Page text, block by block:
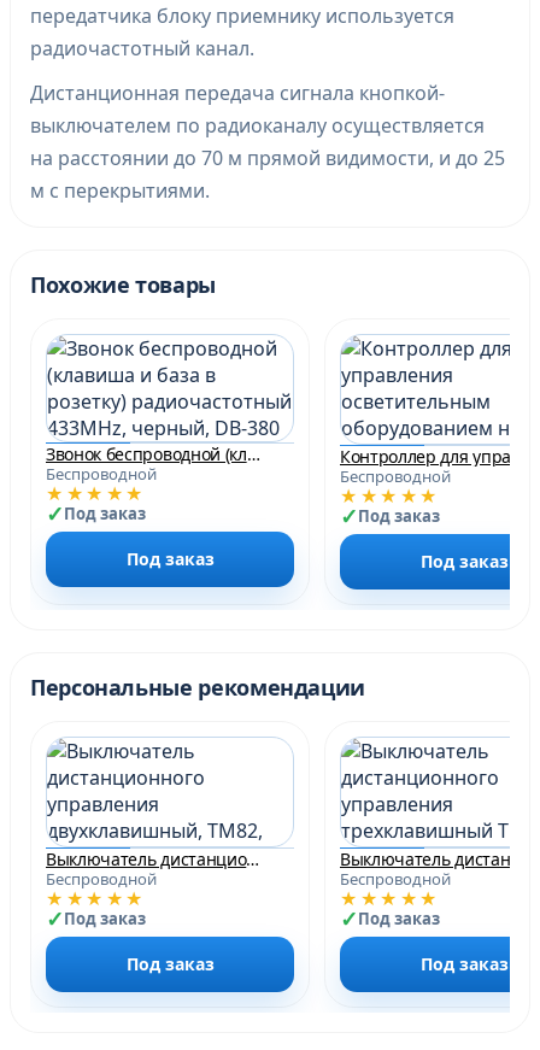
передатчика блоку приемнику используется
радиочастотный канал.
Дистанционная передача сигнала кнопкой-
выключателем по радиоканалу осуществляется
на расстоянии до 70 м прямой видимости, и до 25
м с перекрытиями.
Похожие товары
Звонок беспроводной (клавиша и база в розетку) радиочастотный 433MHz, черный, DB-380
Беспроводной
★★★★★
Под заказ
Под заказ
Беспроводной
★★★★★
Под заказ
Под заказ
Персональные рекомендации
Выключатель дистанционного управления двухклавишный, TM82, серебро
Беспроводной
★★★★★
Под заказ
Под заказ
Беспроводной
★★★★★
Под заказ
Под заказ